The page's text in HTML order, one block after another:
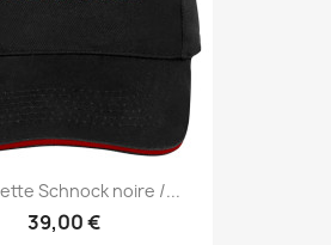
Schnock noire /...
39,00 €